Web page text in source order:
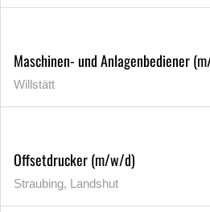
Maschinen- und Anlagenbediener
Willstätt
Offsetdrucker (m/w/d)
Straubing, Landshut